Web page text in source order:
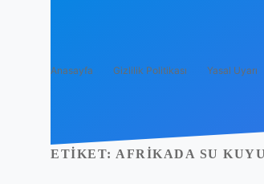
Anasayfa Gizlilik Politikası Yasal Uyarı
ETIKET: AFRIKADA SU